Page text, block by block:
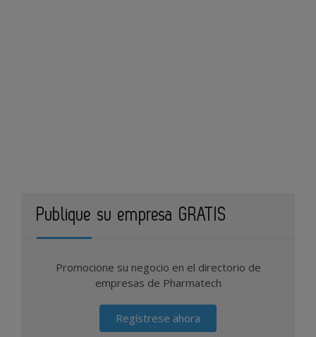
Publique su empresa GRATIS
Promocione su negocio en el directorio de
empresas de Pharmatech
Regístrese ahora